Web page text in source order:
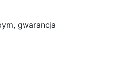
gwarancja